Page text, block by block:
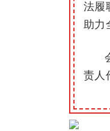
法履
助力
责人